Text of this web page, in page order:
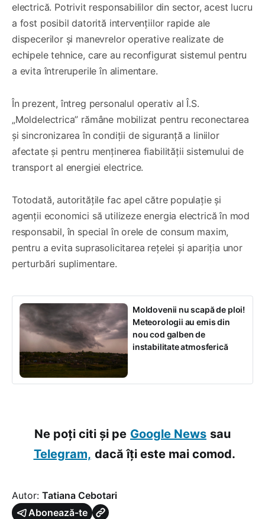
electrică. Potrivit responsabililor din sector, acest lucru
a fost posibil datorită intervențiilor rapide ale
dispecerilor și manevrelor operative realizate de
echipele tehnice, care au reconfigurat sistemul pentru
a evita întreruperile în alimentare.
În prezent, întreg personalul operativ al Î.S.
„Moldelectrica” rămâne mobilizat pentru reconectarea
și sincronizarea în condiții de siguranță a liniilor
afectate și pentru menținerea fiabilității sistemului de
transport al energiei electrice.
Totodată, autoritățile fac apel către populație și
agenții economici să utilizeze energia electrică în mod
responsabil, în special în orele de consum maxim,
pentru a evita suprasolicitarea rețelei și apariția unor
perturbări suplimentare.
Moldovenii nu scapă de ploi!
Meteorologii au emis din
nou cod galben de
instabilitate atmosferică
Ne poți citi și pe Google News sau
Telegram, dacă îți este mai comod.
Autor: Tatiana Cebotari
Abonează-te